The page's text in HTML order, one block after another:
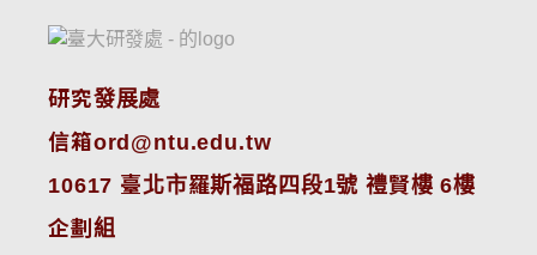
研究發展處
信箱ord@ntu.edu.tw
10617 臺北市羅斯福路四段1號 禮賢樓 6樓
企劃組